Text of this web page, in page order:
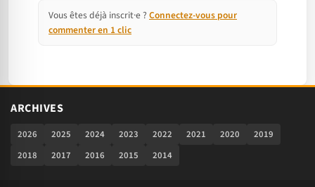
Vous êtes déjà inscrit·e ? Connectez-vous pour
commenter en 1 clic
ARCHIVES
2026 2025 2024 2023 2022 2021 2020
2019
2018
2017 2016 2015 2014